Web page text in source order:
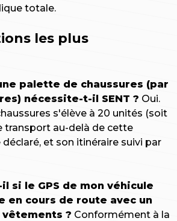
totale.
les plus
palette de chaussures (par
nécessite-t-il SENT ? Oui.
s'élève à 20 unités (soit
transport au-delà de cette
et son itinéraire suivi par
si le GPS de mon véhicule
en cours de route avec un
? Conformément à la